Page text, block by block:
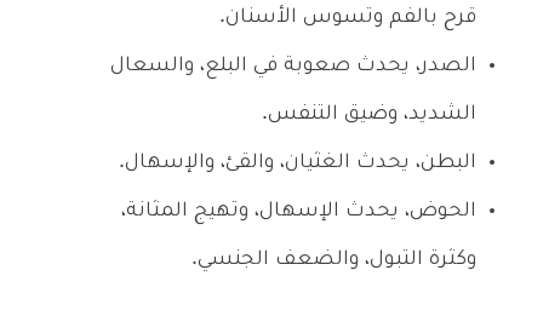
قرح بالفم وتسوس الأسنان.
الصدر، يحدث صعوبة في البلع، والسعال
الشديد، وضيق التنفس.
البطن، يحدث الغثيان، والقئ، والإسهال.
الحوض، يحدث الإسهال، وتهيج المثانة،
وكثرة التبول، والضعف الجنسي.